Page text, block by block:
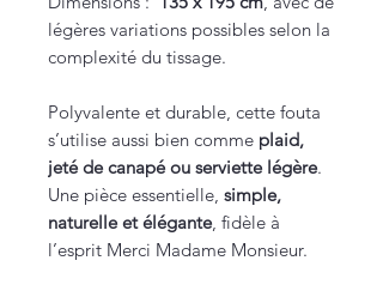
légères variations possibles selon la
complexité du tissage.
Polyvalente et durable, cette fouta
s’utilise aussi bien comme plaid,
jeté de canapé ou serviette légère.
Une pièce essentielle, simple,
naturelle et élégante, fidèle à
l’esprit Merci Madame Monsieur.